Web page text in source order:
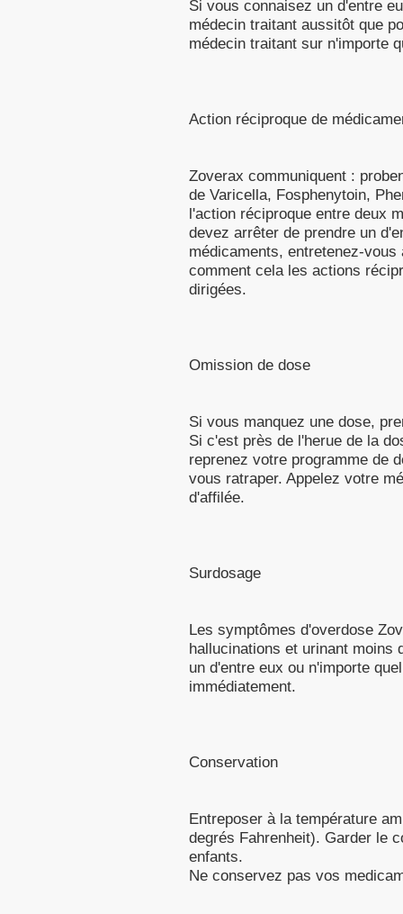
Si vous connaisez un d'entre
médecin traitant aussitôt que
médecin traitant sur n'importe
Action réciproque de
Zoverax communiquent :
de Varicella, Fosphenytoin,
l'action réciproque entre deux
devez arrêter de prendre un
médicaments, entretenez-
comment cela les actions
dirigées.
Omission de dose
Si vous manquez une dose,
Si c'est près de l'herue de la
reprenez votre programme de
vous ratraper. Appelez votre
d'affilée.
Surdosage
Les symptômes d'overdose
hallucinations et urinant moins
un d'entre eux ou n'importe
immédiatement.
Conservation
Entreposer à la température
degrés Fahrenheit). Garder le
enfants.
Ne conservez pas vos